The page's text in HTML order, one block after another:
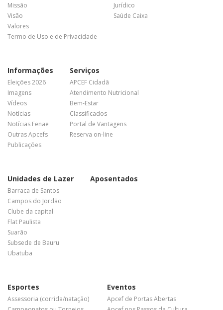
Missão
Visão
Valores
Termo de Uso e de Privacidade
Jurídico
Saúde Caixa
Informações
Eleições 2026
Imagens
Vídeos
Notícias
Notícias Fenae
Outras Apcefs
Publicações
Serviços
APCEF Cidadã
Atendimento Nutricional
Bem-Estar
Classificados
Portal de Vantagens
Reserva on-line
Unidades de Lazer
Barraca de Santos
Campos do Jordão
Clube da capital
Flat Paulista
Suarão
Subsede de Bauru
Ubatuba
Aposentados
Esportes
Assessoria (corrida/natação)
Eventos
Apcef de Portas Abertas